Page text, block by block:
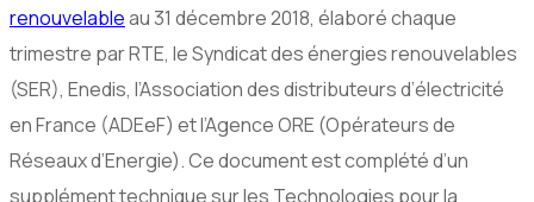
renouvelableau 31 décembre 2018, élaboré chaque
trimestre par RTE, le Syndicat des énergies renouvelables
(SER), Enedis, l’Association des distributeurs d’électricité
en France (ADEeF) et l’Agence ORE (Opérateurs de
Réseaux d’Energie). Ce document est complété d’un
supplément technique sur les Technologies pour la